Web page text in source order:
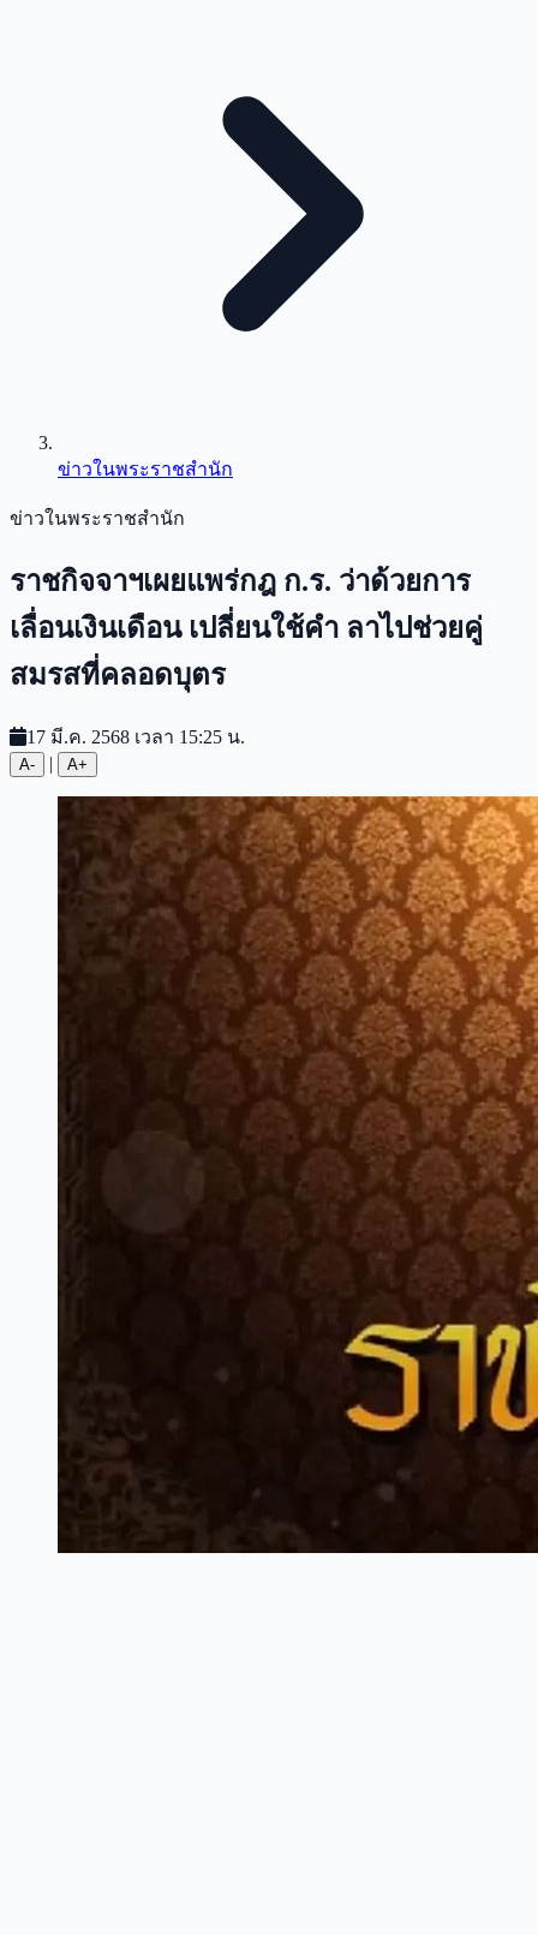
ข่าวในพระราชสำนัก
ข่าวในพระราชสำนัก
ราชกิจจาฯเผยแพร่กฎ ก.ร. ว่าด้วยการ
เลื่อนเงินเดือน เปลี่ยนใช้คำ ลาไปช่วยคู่
สมรสที่คลอดบุตร
17 มี.ค. 2568 เวลา 15:25 น.
A- | A+